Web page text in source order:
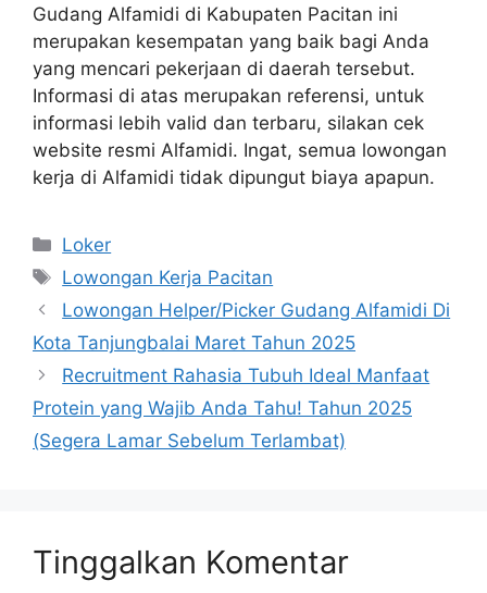
Gudang Alfamidi di Kabupaten Pacitan ini
merupakan kesempatan yang baik bagi Anda
yang mencari pekerjaan di daerah tersebut.
Informasi di atas merupakan referensi, untuk
informasi lebih valid dan terbaru, silakan cek
website resmi Alfamidi. Ingat, semua lowongan
kerja di Alfamidi tidak dipungut biaya apapun.
Kategori
Loker
Tag
Lowongan Kerja Pacitan
Lowongan Helper/Picker Gudang Alfamidi Di
Kota Tanjungbalai Maret Tahun 2025
Recruitment Rahasia Tubuh Ideal Manfaat
Protein yang Wajib Anda Tahu! Tahun 2025
(Segera Lamar Sebelum Terlambat)
Tinggalkan Komentar